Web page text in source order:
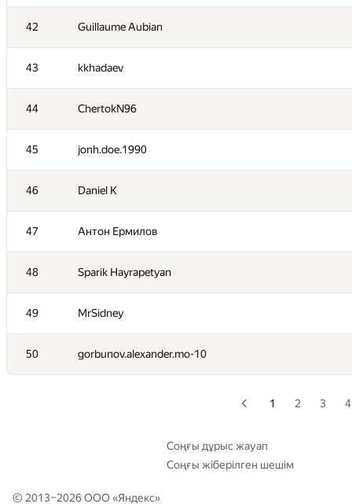
42 Guillaume Aubian
43 kkhadaev
44 ChertokN96
45 jonh.doe.1990
46 Daniel K
47 Антон Ермилов
48 Sparik Hayrapetyan
49 MrSidney
50 gorbunov.alexander.mo-10
25 AwIDoK
26 MrDindows
27 alexander.sibyakov
28 sagresash
29 kvk1901
30 katsam@passap.ru
31 alexthreed
32 exoji2e
33 vasiliev.dsd
1 2 3 4
Соңғы дұрыс жауап
Соңғы жіберілген шешім
© 2013–2026 ООО «Яндекс»